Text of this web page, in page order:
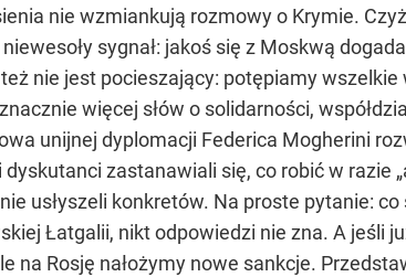
nie wzmiankują rozmowy o Krymie.
sygnał: jakoś się z Moskwą
nie jest pocieszający: potępiamy
więcej słów o solidarności,
unijnej dyplomacji Federica Mogherini
zastanawiali się, co robić w razie
usłyszeli konkretów. Na proste pytanie:
Łatgalii, nikt odpowiedzi nie zna. A jeśli
na Rosję nałożymy nowe sankcje.